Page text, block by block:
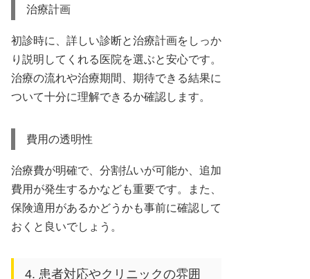
治療計画
初診時に、詳しい診断と治療計画をしっか
り説明してくれる医院を選ぶと安心です。
治療の流れや治療期間、期待できる結果に
ついて十分に理解できるか確認します。
費用の透明性
治療費が明確で、分割払いが可能か、追加
費用が発生するかなども重要です。また、
保険適用があるかどうかも事前に確認して
おくと良いでしょう。
4. 患者対応やクリニックの雰囲